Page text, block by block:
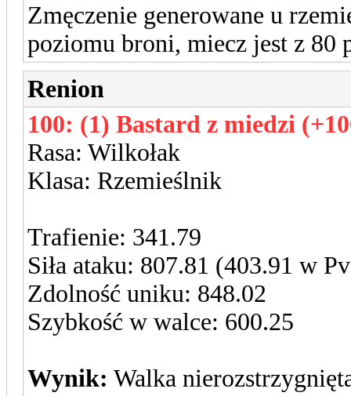
Zmęczenie generowane u
poziomu broni, miecz jest z 80
Renion
100: (1) Bastard z miedzi
Rasa: Wilkołak
Klasa: Rzemieślnik
Trafienie: 341.79
Siła ataku: 807.81 (403.91 w
Zdolność uniku: 848.02
Szybkość w walce: 600.25
Wynik: Walka